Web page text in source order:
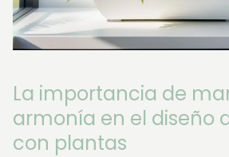
La importancia de
armonía en el diseño
con plantas